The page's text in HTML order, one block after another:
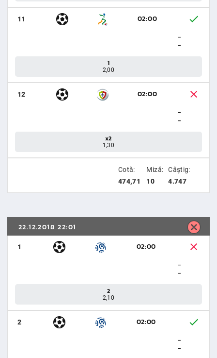
11
02:00
-
-
1
2,00
12
02:00
-
-
x2
1,30
Cotă:
474,71
Miză:
10
Câştig:
4.747
22.12.2018 22:01
1
02:00
-
-
2
2,10
2
02:00
-
-